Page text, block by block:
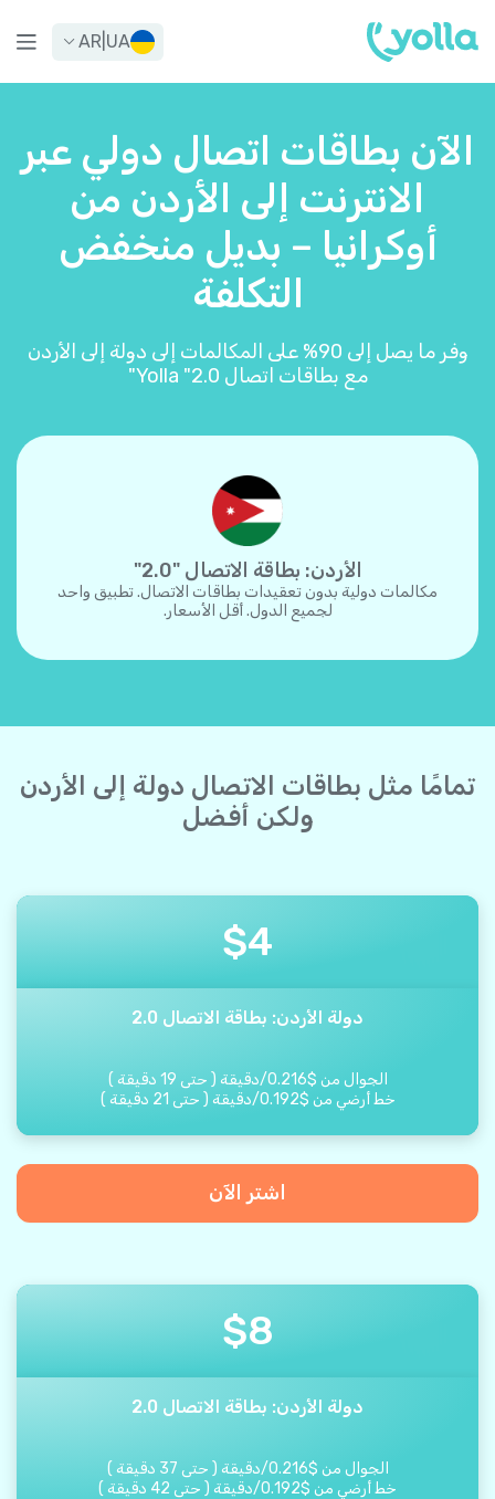
UA
AR
الآن بطاقات اتصال دولي عبر
الانترنت إلى الأردن من
أوكرانيا – بديل منخفض
التكلفة
وفر ما يصل إلى 90% على المكالمات إلى دولة إلى الأردن
مع بطاقات اتصال Yolla "2.0"
الأردن: بطاقة الاتصال "2.0"
مكالمات دولية بدون تعقيدات بطاقات الاتصال. تطبيق واحد
لجميع الدول. أقل الأسعار.
تمامًا مثل بطاقات الاتصال دولة إلى الأردن
ولكن أفضل
$4
دولة الأردن: بطاقة الاتصال 2.0
الجوال من $
0.216
/دقيقة ( حتى 19 دقيقة )
خط أرضي من $
0.192
/دقيقة ( حتى 21 دقيقة )
اشتر الآن
$8
دولة الأردن: بطاقة الاتصال 2.0
الجوال من $
0.216
/دقيقة ( حتى 37 دقيقة )
خط أرضي من $
0.192
/دقيقة ( حتى 42 دقيقة )